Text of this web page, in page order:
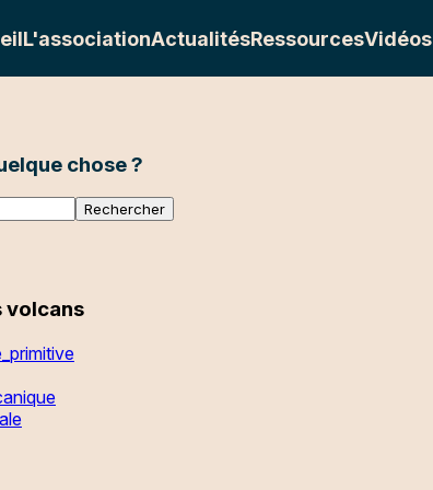
L'associationActualitésRessourcesVidéos
chose ?
volcans